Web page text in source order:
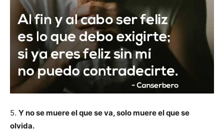
5. Y no se muere el que se va, solo muere el que se
olvida.